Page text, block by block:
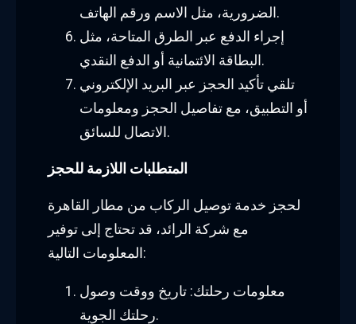
الضرورية، مثل الاسم ورقم الهاتف.
إجراء الدفع عبر الطرق المتاحة، مثل
البطاقة الائتمانية أو الدفع النقدي.
تلقي تأكيد الحجز عبر البريد الإلكتروني
أو التطبيق، مع تفاصيل الحجز ومعلومات
الاتصال للسائق.
المتطلبات اللازمة للحجز
لحجز خدمة توصيل الركاب من مطار القاهرة
مع شركة الرائد، قد تحتاج إلى توفير
المعلومات التالية:
معلومات رحلتك: تاريخ ووقت وصول
رحلتك الجوية.